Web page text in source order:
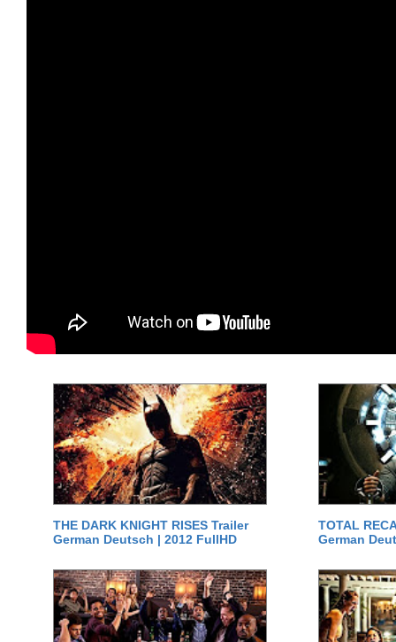
THE DARK KNIGHT RISES Trailer
German Deutsch | 2012 FullHD
TOTAL
German